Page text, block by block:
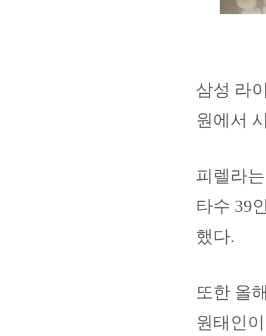
삼성 라
원에서
피렐라
타수 39
했다.
또한 올
원태인